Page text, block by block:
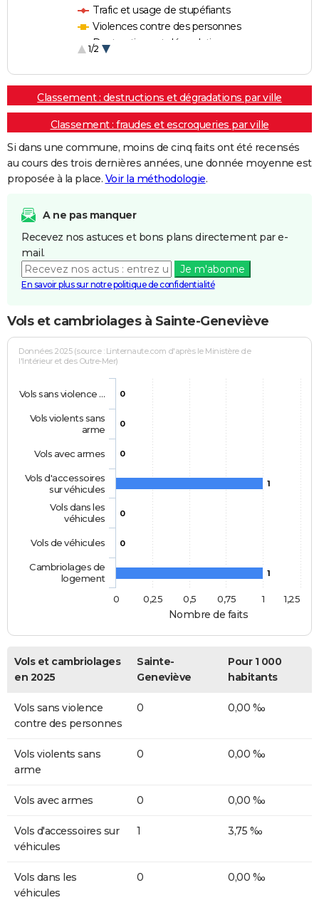
Trafic et usage de stupéfiants
Violences contre des personnes
Destructions et dégradations
1/2
Classement : destructions et dégradations par ville
Classement : fraudes et escroqueries par ville
Si dans une commune, moins de cinq faits ont été recensés
au cours des trois dernières années, une donnée moyenne est
proposée à la place. Voir la méthodologie.
A ne pas manquer
Recevez nos astuces et bons plans directement par e-
mail.
Je m'abonne
En savoir plus sur notre politique de confidentialité
Vols et cambriolages à Sainte-Geneviève
Nombre de faits
Données 2025 (source : Linternaute.com d'après le Ministère de
l'Intérieur et des Outre-Mer)
0
0
0
1
0
0
1
Vols sans violence …
Vols violents sans
arme
Vols avec armes
Vols d'accessoires
sur véhicules
Vols dans les
véhicules
Vols de véhicules
Cambriolages de
logement
0
1
0,25 0,5 0,75 1,25
Vols et cambriolages
en 2025
Sainte-
Geneviève
Pour 1 000
habitants
Vols sans violence
contre des personnes
0 0,00 ‰
Vols violents sans
arme
0 0,00 ‰
Vols avec armes 0 0,00 ‰
Vols d'accessoires sur
véhicules
1 3,75 ‰
Vols dans les
véhicules
0 0,00 ‰